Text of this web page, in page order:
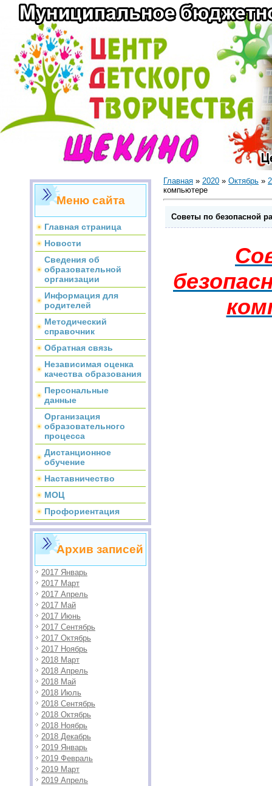
Меню сайта
Главная страница
Новости
Сведения об
образовательной
организации
Информация для
родителей
Методический
справочник
Обратная связь
Независимая оценка
качества образования
Персональные
данные
Организация
образовательного
процесса
Дистанционное
обучение
Наставничество
МОЦ
Профориентация
Архив записей
2017 Январь
2017 Март
2017 Апрель
2017 Май
2017 Июнь
2017 Сентябрь
2017 Октябрь
2017 Ноябрь
2018 Март
2018 Апрель
2018 Май
2018 Июль
2018 Сентябрь
2018 Октябрь
2018 Ноябрь
2018 Декабрь
2019 Январь
2019 Февраль
2019 Март
2019 Апрель
Главная » 2020 » Октябрь »
компьютере
Советы по безопасной